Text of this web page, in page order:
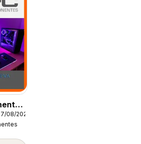
08/2026